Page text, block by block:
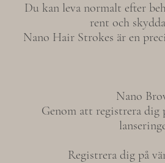
Du kan leva normalt efter
rent och
Nano Hair Strokes är en
Nano
Genom att registrera
Registrera dig på